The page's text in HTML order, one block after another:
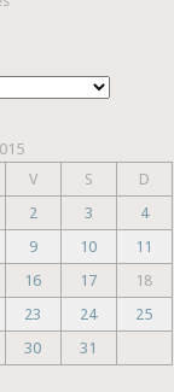
V S
D
2 3
4
9 10
11
16 17
18
23 24
25
30 31